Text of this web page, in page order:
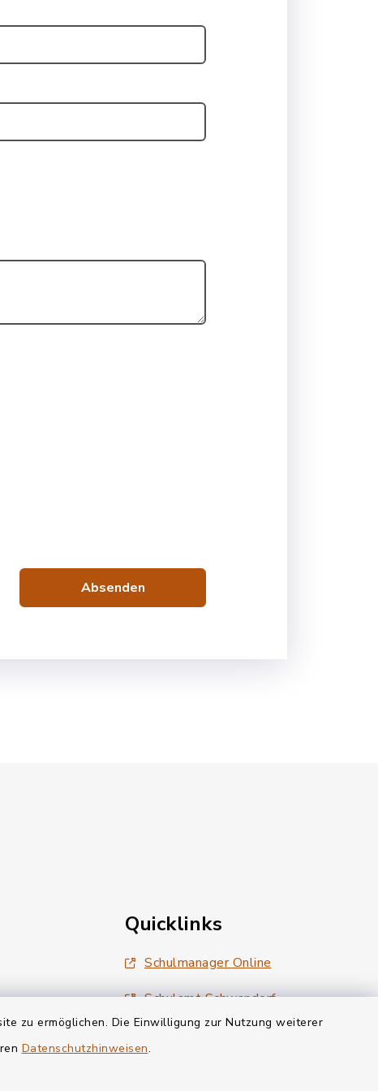
zu ermöglichen. Die Einwilligung zur Nutzung weiterer
Datenschutzhinweisen.
Absenden
Quicklinks
Schulmanager Online
Schulamt Schwandorf
Bayerisches Staatsministerium für
Unterricht und Kultus